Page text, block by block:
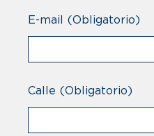
Profesional
E-mail (Obligatorio)
Calle (Obligatorio)